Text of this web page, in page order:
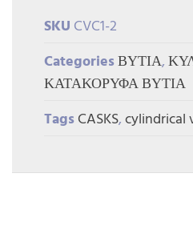
SKU CVC1-2
CategoriesΒΥΤΙΑ,
ΚΑΤΑΚΟΡΥΦΑ ΒΥΤΙΑ
TagsCASKS,cylindrical